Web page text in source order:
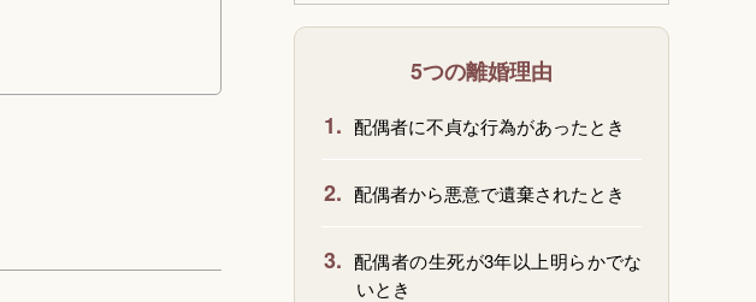
5つの離婚理由
1. 配偶者に不貞な行為があったとき
2. 配偶者から悪意で遺棄されたとき
3. 配偶者の生死が3年以上明らかでな
いとき